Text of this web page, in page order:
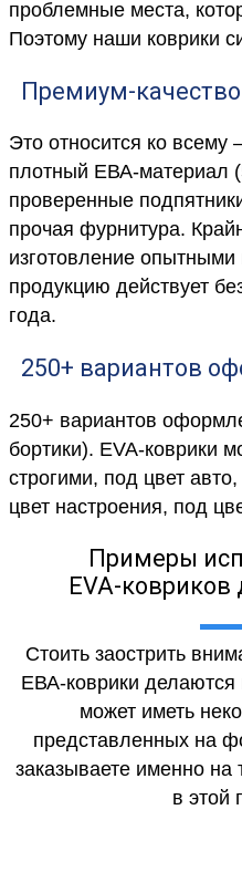
проблемные места,
Поэтому наши коврики
Премиум-качество
Это относится ко всему
плотный ЕВА-материал
проверенные
прочая фурнитура.
изготовление
продукцию действует
года.
250+ вариантов
250+ вариантов
бортики). EVA-коврики
строгими, под цвет
цвет настроения, под
Примеры
EVA-ковриков
Стоить заострить
ЕВА-коврики
может иметь
представленных на
заказываете именно на
в этой